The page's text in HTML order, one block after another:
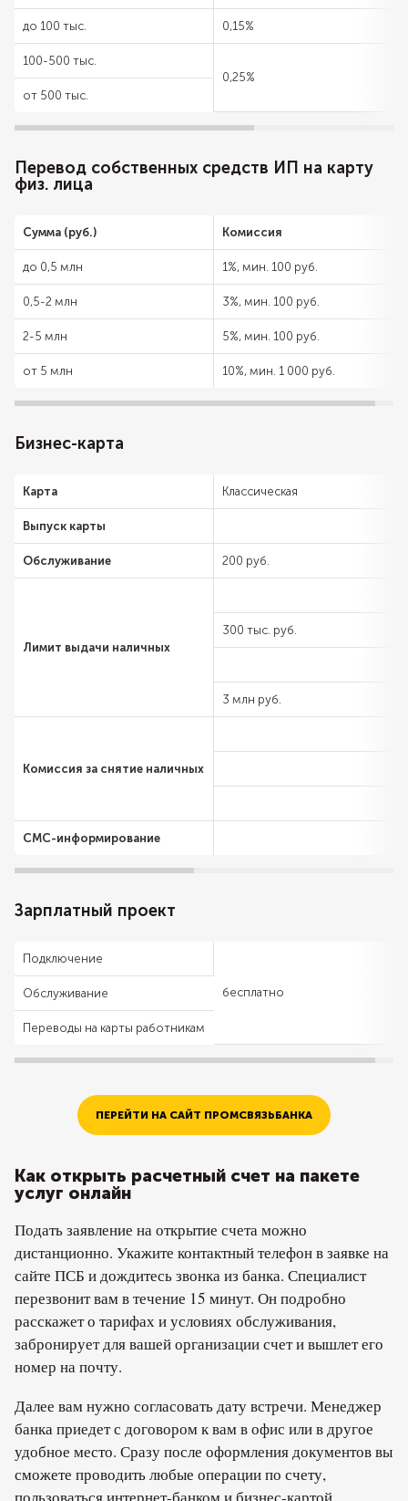
до 100 тыс. 0,15%
100-500 тыс.
0,25%
от 500 тыс.
Перевод собственных средств ИП на карту
физ. лица
Сумма (руб.) Комиссия
до 0,5 млн 1%, мин. 100 руб.
0,5-2 млн 3%, мин. 100 руб.
2-5 млн 5%, мин. 100 руб.
от 5 млн 10%, мин. 1 000 руб.
Бизнес-карта
Карта Классическая
Выпуск карты
Обслуживание 200 руб.
Лимит выдачи наличных
300 тыс. руб.
3 млн руб.
Комиссия за снятие наличных
СМС-информирование
Зарплатный проект
Подключение
бесплатно
Обслуживание
Переводы на карты работникам
ПЕРЕЙТИ НА САЙТ ПРОМСВЯЗЬБАНКА
Как открыть расчетный счет на пакете
услуг онлайн
Подать заявление на открытие счета можно
дистанционно. Укажите контактный телефон в заявке на
сайте ПСБ и дождитесь звонка из банка. Специалист
перезвонит вам в течение 15 минут. Он подробно
расскажет о тарифах и условиях обслуживания,
забронирует для вашей организации счет и вышлет его
номер на почту.
Далее вам нужно согласовать дату встречи. Менеджер
банка приедет с договором к вам в офис или в другое
удобное место. Сразу после оформления документов вы
сможете проводить любые операции по счету,